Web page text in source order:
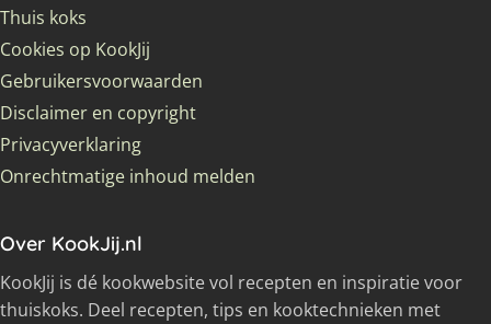
Thuis koks
Cookies op KookJij
Gebruikersvoorwaarden
Disclaimer en copyright
Privacyverklaring
Onrechtmatige inhoud melden
Over KookJij.nl
KookJij is dé kookwebsite vol recepten en inspiratie voor
thuiskoks. Deel recepten, tips en kooktechnieken met